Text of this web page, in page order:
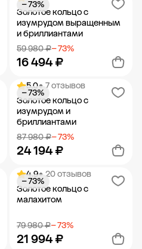
Добавить в корзину
Золотое кольцо с
изумрудом выращенным
и бриллиантами
59 980 ₽− 73%
16 494 ₽
− 73%
Добавить в корзину
5.0• 7 отзывов
Золотое кольцо с
изумрудом и
бриллиантами
87 980 ₽− 73%
24 194 ₽
− 73%
Добавить в корзину
4.9• 20 отзывов
Золотое кольцо с
малахитом
79 980 ₽− 73%
21 994 ₽
− 73%